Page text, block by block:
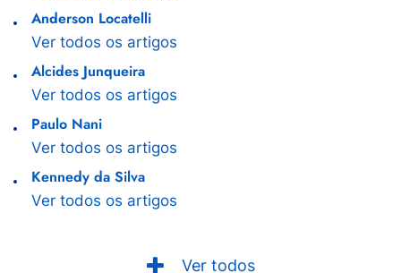
Anderson Locatelli
Ver todos os artigos
Alcides Junqueira
Ver todos os artigos
Paulo Nani
Ver todos os artigos
Kennedy da Silva
Ver todos os artigos
Ver todos